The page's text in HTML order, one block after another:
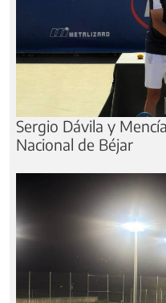
Sergio Dávila y
Nacional de Béjar